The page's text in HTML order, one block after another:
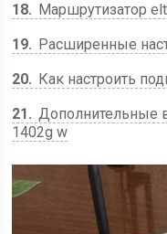
18
Маршрутизатор
19
Расширенные
20
Как настроить
21
Дополнительные
1402g w